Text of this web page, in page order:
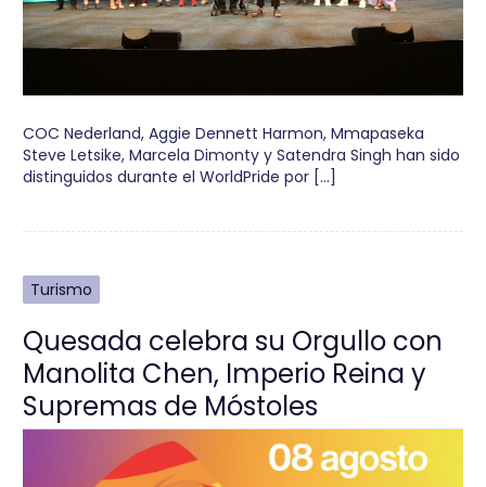
COC Nederland, Aggie Dennett Harmon, Mmapaseka
Steve Letsike, Marcela Dimonty y Satendra Singh han sido
distinguidos durante el WorldPride por […]
Turismo
Quesada celebra su Orgullo con
Manolita Chen, Imperio Reina y
Supremas de Móstoles